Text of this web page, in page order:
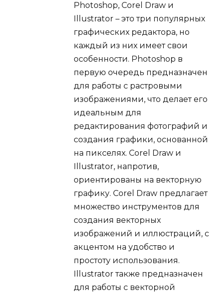
Photoshop, Corel Draw и
Illustrator – это три популярных
графических редактора, но
каждый из них имеет свои
особенности. Photoshop в
первую очередь предназначен
для работы с растровыми
изображениями, что делает его
идеальным для
редактирования фотографий и
создания графики, основанной
на пикселях. Corel Draw и
Illustrator, напротив,
ориентированы на векторную
графику. Corel Draw предлагает
множество инструментов для
создания векторных
изображений и иллюстраций, с
акцентом на удобство и
простоту использования.
Illustrator также предназначен
для работы с векторной